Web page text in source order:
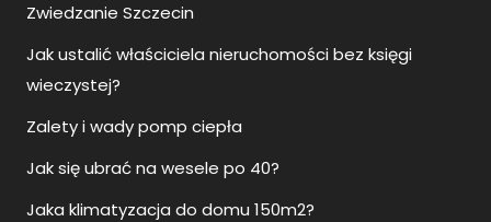
Zwiedzanie Szczecin
Jak ustalić właściciela nieruchomości bez księgi
wieczystej?
Zalety i wady pomp ciepła
Jak się ubrać na wesele po 40?
Jaka klimatyzacja do domu 150m2?